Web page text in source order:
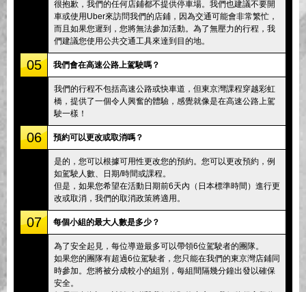
很抱歉，我們的任何店鋪都不提供停車場。我們也建議不要開
車或使用Uber來訪問我們的店鋪，因為交通可能會非常繁忙，
而且如果您遲到，您將無法參加活動。為了無壓力的行程，我
們建議您使用公共交通工具來達到目的地。
05 我們會在高速公路上駕駛嗎？
我們的行程不包括高速公路或快車道，但東京灣課程穿越彩虹
橋，提供了一個令人興奮的體驗，感覺就像是在高速公路上駕
駛一樣！
06 預約可以更改或取消嗎？
是的，您可以根據可用性更改您的預約。您可以更改預約，例
如駕駛人數、日期/時間或課程。
但是，如果您希望在活動日期前6天內（日本標準時間）進行更
改或取消，我們的取消政策將適用。
07 每個小組的最大人數是多少？
為了安全起見，每位導遊最多可以帶領6位駕駛者的團隊。
如果您的團隊有超過6位駕駛者，您只能在我們的東京灣店鋪同
時參加。您將被分成較小的組別，每組間隔幾分鐘出發以確保
安全。